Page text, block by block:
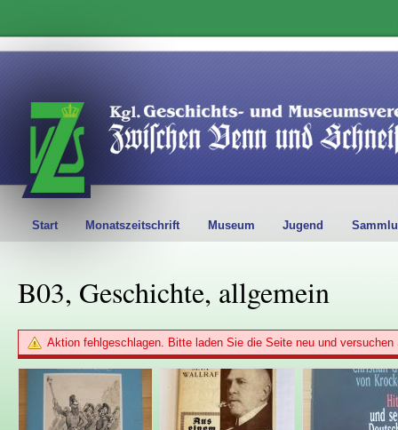
Start Monatszeitschrift Museum Jugend
B03, Geschichte, allgemein
Aktion fehlgeschlagen. Bitte laden Sie die Seite neu und